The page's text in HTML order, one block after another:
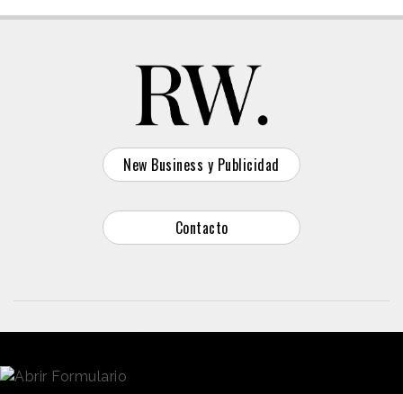
New Business y Publicidad
Contacto
© 2026 Reason Why
Dirección: